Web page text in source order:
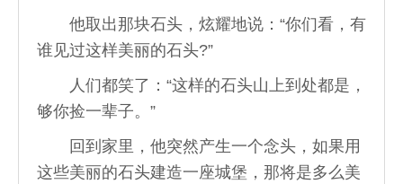
他取出那块石头，炫耀地说：“你们看，有
谁见过这样美丽的石头?”
人们都笑了：“这样的石头山上到处都是，
够你捡一辈子。”
回到家里，他突然产生一个念头，如果用
这些美丽的石头建造一座城堡，那将是多么美